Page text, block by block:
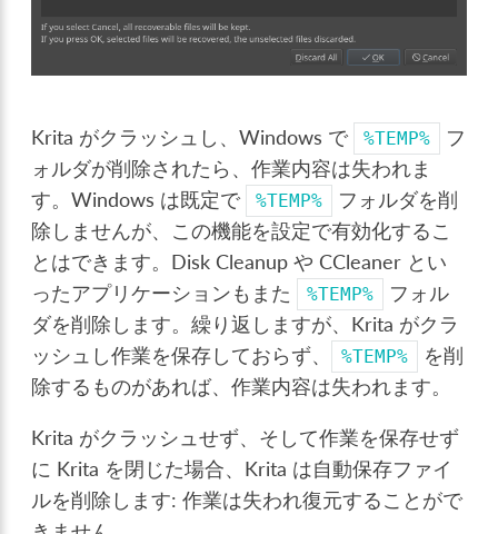
Krita がクラッシュし、Windows で %TEMP%
フ
ォルダが削除されたら、作業内容は失われま
す。Windows は既定で
%TEMP%
フォルダを削
除しませんが、この機能を設定で有効化するこ
とはできます。Disk Cleanup や CCleaner とい
ったアプリケーションもまた
%TEMP%
フォル
ダを削除します。繰り返しますが、Krita がクラ
ッシュし作業を保存しておらず、
%TEMP%
を削
除するものがあれば、作業内容は失われます。
Krita がクラッシュせず、そして作業を保存せず
に Krita を閉じた場合、Krita は自動保存ファイ
ルを削除します: 作業は失われ復元することがで